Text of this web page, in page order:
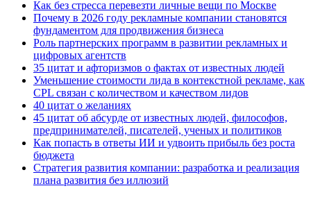
Как без стресса перевезти личные вещи по Москве
Почему в 2026 году рекламные компании становятся
фундаментом для продвижения бизнеса
Роль партнерских программ в развитии рекламных и
цифровых агентств
35 цитат и афторизмов о фактах от известных людей
Уменьшение стоимости лида в контекстной рекламе, как
CPL связан с количеством и качеством лидов
40 цитат о желаниях
45 цитат об абсурде от известных людей, философов,
предпринимателей, писателей, ученых и политиков
Как попасть в ответы ИИ и удвоить прибыль без роста
бюджета
Стратегия развития компании: разработка и реализация
плана развития без иллюзий